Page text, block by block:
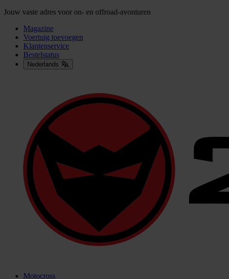
Jouw vaste adres voor on- en offroad-avonturen
Magazine
Voertuig toevoegen
Klantenservice
Bestelstatus
Nederlands
Motocross